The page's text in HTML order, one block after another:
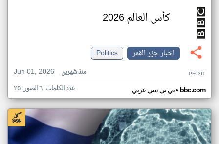
كأس العالم 2026
اخبار جزر القمر
Politics
Jun 01, 2026
منذ شهرين PF63IT
بي بي سي عربي• bbc.com عدد الكلمات: ٦ الصور: ٢٥